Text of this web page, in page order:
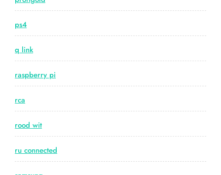
ps4
q link
raspberry pi
rca
rood wit
ru connected